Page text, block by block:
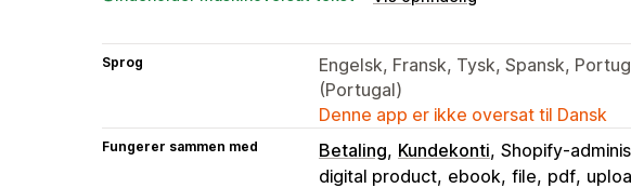
Sprog
Engelsk, Fransk, Tysk, Spansk,
(Portugal)
Denne app er ikke oversat til Dansk
Fungerer sammen med Betaling Kundekonti Shopify-
digital product ebook file pdf